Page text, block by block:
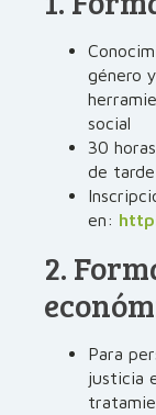
género
social
30
de tarde
en:
2.
Para
justicia